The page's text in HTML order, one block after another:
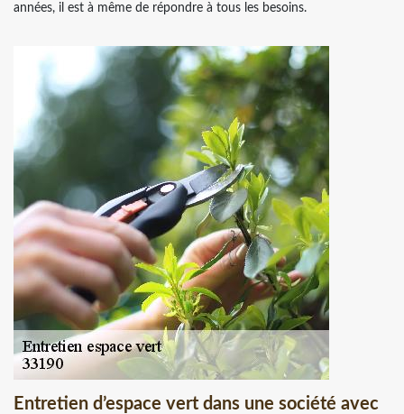
années, il est à même de répondre à tous les besoins.
Entretien d’espace vert dans une société avec